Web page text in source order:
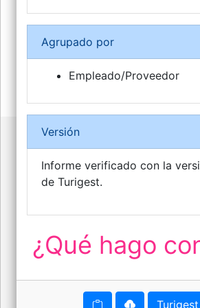
Agrupado por
Empleado/Proveedor
Versión
Informe verificado con la
de Turigest.
¿Qué hago
Turigest